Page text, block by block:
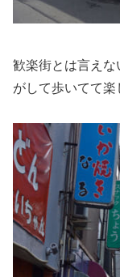
歓楽街とは言えな
がして歩いてて楽